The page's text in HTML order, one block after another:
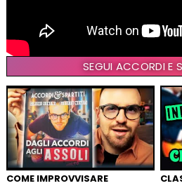
SEGUI ACCORDI E
COME IMPROVVISARE